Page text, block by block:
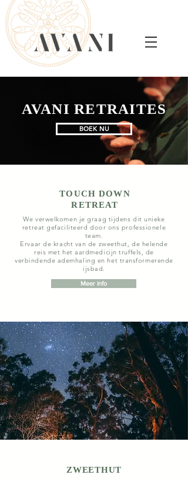
AVANI RETRAITES
BOEK NU
TOUCH DOWN
RETREAT
We verwelkomen je graag tijdens dit unieke
retreat gefaciliteerd door ons professionele
team.
Ervaar de kracht van de zweethut, de helende
reis met het aardmedicijn truffels, de
verbindende ademhaling en het transformerende
ijsbad.
Meer info
ZWEETHUT